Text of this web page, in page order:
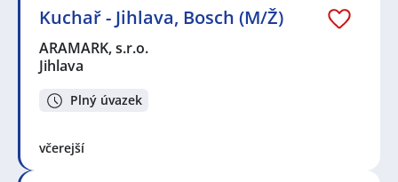
Kuchař - Jihlava, Bosch (M/Ž)
ARAMARK, s.r.o.
Jihlava
Plný úvazek
včerejší